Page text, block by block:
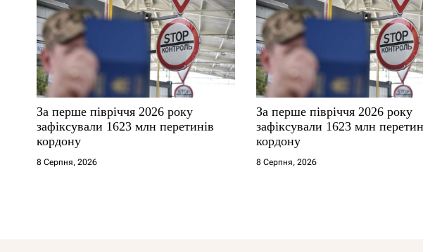
За перше півріччя 2026 року
зафіксували 1623 млн перетинів
кордону
8 Серпня, 2026
За перше півріччя 2026 року
зафіксували 1623 млн
кордону
8 Серпня, 2026